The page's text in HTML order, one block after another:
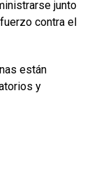
junto
contra el
están
y